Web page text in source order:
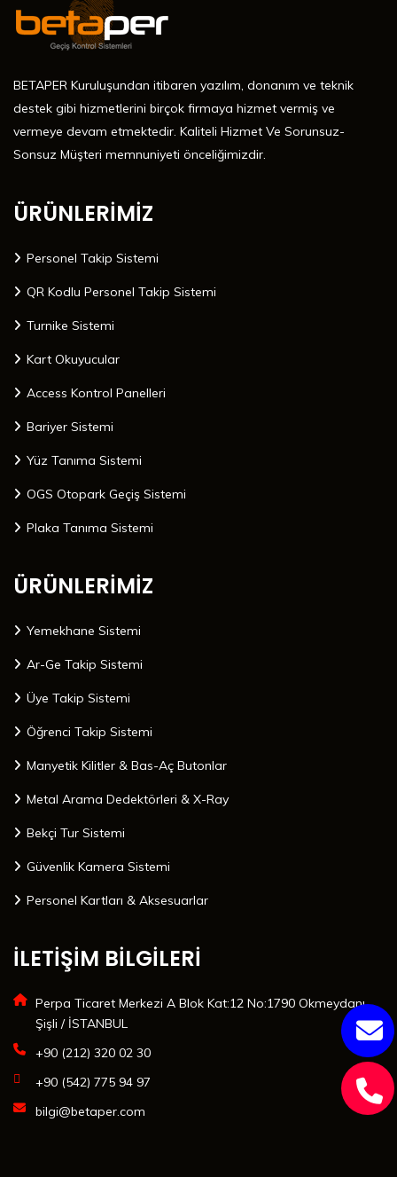
BETAPER Kuruluşundan itibaren yazılım, donanım ve teknik
destek gibi hizmetlerini birçok firmaya hizmet vermiş ve
vermeye devam etmektedir. Kaliteli Hizmet Ve Sorunsuz-
Sonsuz Müşteri memnuniyeti önceliğimizdir.
ÜRÜNLERİMİZ
Personel Takip Sistemi
QR Kodlu Personel Takip Sistemi
Turnike Sistemi
Kart Okuyucular
Access Kontrol Panelleri
Bariyer Sistemi
Yüz Tanıma Sistemi
OGS Otopark Geçiş Sistemi
Plaka Tanıma Sistemi
ÜRÜNLERİMİZ
Yemekhane Sistemi
Ar-Ge Takip Sistemi
Üye Takip Sistemi
Öğrenci Takip Sistemi
Manyetik Kilitler & Bas-Aç Butonlar
Metal Arama Dedektörleri & X-Ray
Bekçi Tur Sistemi
Güvenlik Kamera Sistemi
Personel Kartları & Aksesuarlar
İLETİŞİM BİLGİLERİ
Perpa Ticaret Merkezi A Blok Kat:12 No:1790 Okmeydanı
Şişli / İSTANBUL
+90 (212) 320 02 30
+90 (542) 775 94 97
bilgi@betaper.com